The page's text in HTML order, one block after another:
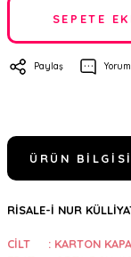
SEPETE
Paylaş
ÜRÜN BILGISI
RİSALE-İ NUR
CİLT : KARTON